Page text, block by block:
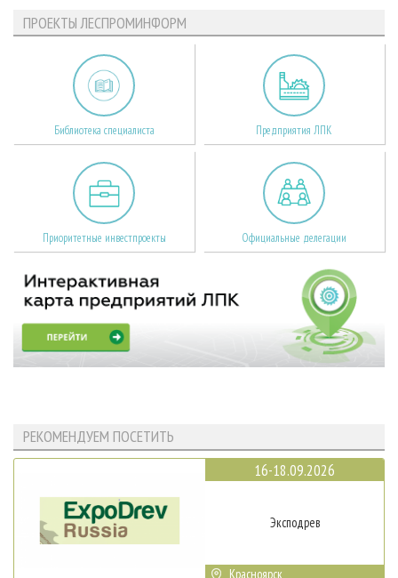
ПРОЕКТЫ ЛЕСПРОМИНФОРМ
Библиотека специалиста Предприятия ЛПК
Приоритетные инвестпроекты Официальные делегации
РЕКОМЕНДУЕМ ПОСЕТИТЬ
16-18.09.2026
Эксподрев
Красноярск